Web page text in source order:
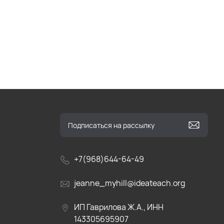
+7(968)644-64-49
jeanne_myhill@ideateach.org
ИП Гаврилова Ж.А., ИНН
143305695907